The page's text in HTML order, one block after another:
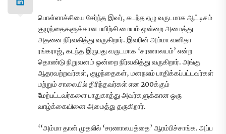
பொள்ளாச்சியை சேர்ந்த இவர், கடந்த ஏழு வருடமாக ஆட்டிசம்
குழுந்தைகளுக்கான பயிற்சி மையம் ஒன்றை அமைத்து
அதனை நிர்வகித்து வருகிறார். இவரின் அம்மா வனிதா
ரங்கராஜ், கடந்த இருபது வருடமாக ‘சரணாலயம்’ என்ற
தொண்டு நிறுவனம் ஒன்றை நிர்வகித்து வருகிறார். அங்கு
ஆதரவற்றவர்கள், குழந்தைகள், மனநலம் பாதிக்கப்பட்டவர்கள்
மற்றும் சாலையில் திரிந்தவர்கள் என 200க்கும்
மேற்பட்டவர்களை பாதுகாத்து அவர்களுக்கான ஒரு
வாழ்க்கையினை அமைத்து தருகிறார்.
‘‘அம்மா தான் முதலில் ‘சரணாலயத்தை’ ஆரம்பிச்சாங்க. அப்ப